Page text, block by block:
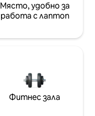
Място, удобно за
работа с лаптоп
Фитнес зала